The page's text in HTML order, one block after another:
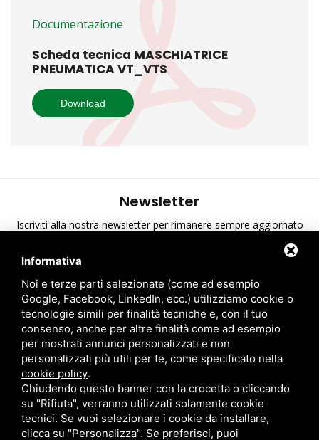
Documentazione
Scheda tecnica MASCHIATRICE
PNEUMATICA VT_VTS
Download
Newsletter
Iscriviti alla nostra newsletter per rimanere sempre aggiornato
Ho preso visione dell'informativa sulla privacy
Informativa
Noi e terze parti selezionate (come ad esempio
Google, Facebook, LinkedIn, ecc.) utilizziamo cookie o
tecnologie simili per finalità tecniche e, con il tuo
consenso, anche per altre finalità come ad esempio
per mostrati annunci personalizzati e non
personalizzati più utili per te, come specificato nella
cookie policy.
Chiudendo questo banner con la crocetta o cliccando
su "Rifiuta", verranno utilizzati solamente cookie
tecnici. Se vuoi selezionare i cookie da installare,
clicca su "Personalizza". Se preferisci, puoi